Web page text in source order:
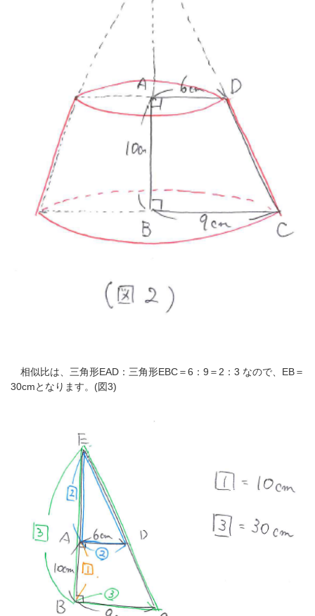
相似比は、三角形EAD：三角形EBC＝6：9＝2：3 なので、EB＝
30cmとなります。(図3)